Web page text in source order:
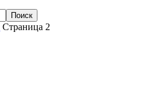
Страница 2